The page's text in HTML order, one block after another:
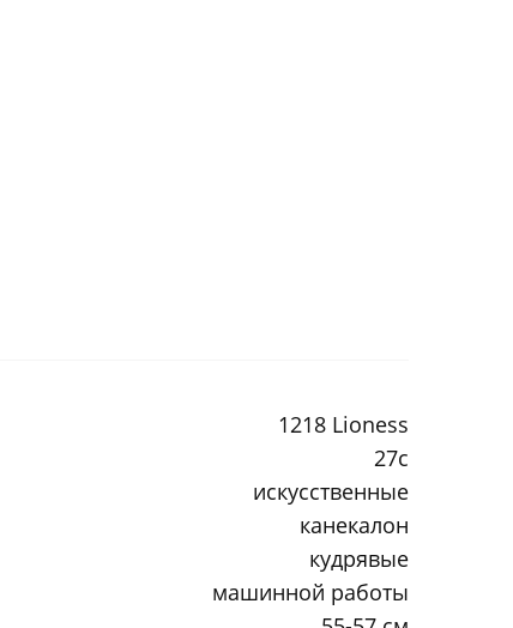
1218 Lioness
27c
искусственные
канекалон
кудрявые
машинной работы